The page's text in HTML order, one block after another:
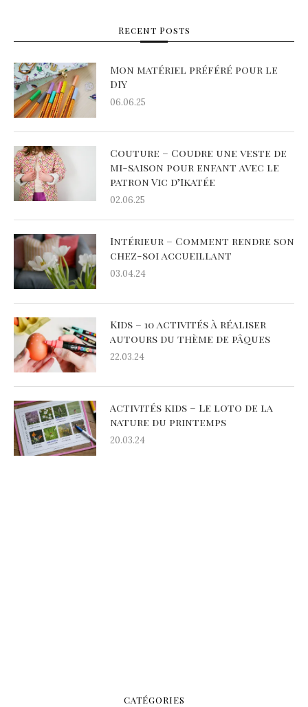
Recent Posts
Mon matériel préféré pour le
DIY
06.06.25
Couture – Coudre une veste de
mi-saison pour enfant avec le
patron Vic d’Ikatée
02.06.25
Intérieur – Comment rendre son
chez-soi accueillant
03.04.24
Kids – 10 activités à réaliser
autours du thème de pâques
22.03.24
Activités kids – Le loto de la
nature du printemps
20.03.24
CATÉGORIES